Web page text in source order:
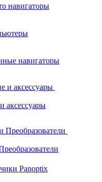
навигаторы
навигаторы
и аксессуары
аксессуары
Преобразователи
Panoptix